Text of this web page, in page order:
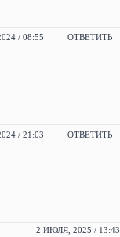
/ 08:55 ОТВЕТИТЬ
/ 21:03 ОТВЕТИТЬ
2 ИЮЛЯ, 2025 / 13:43